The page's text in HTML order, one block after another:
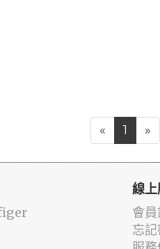
« 1 »
線上
會
忘